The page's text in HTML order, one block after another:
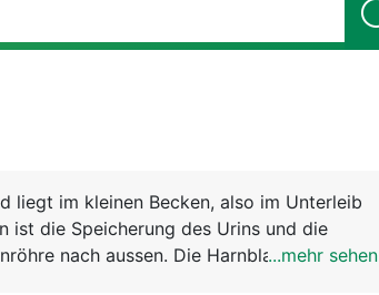
liegt im kleinen Becken, also im Unterleib
ist die Speicherung des Urins und die
nach aussen. Die Harnblase ist sehr
...mehr sehen